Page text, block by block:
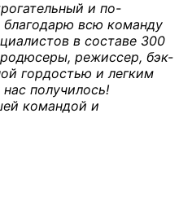
и по-
всю команду
в составе 300
режиссер, бэк-
гордостью и легким
получилось!
командой и